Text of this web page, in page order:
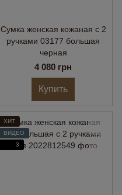
Сумка женская кожаная с 2
ручками 03177 большая
черная
4 080 грн
Купить
ХИТ
ВИДЕО
3